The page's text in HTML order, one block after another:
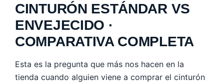
CINTURÓN ESTÁNDAR VS
ENVEJECIDO ·
COMPARATIVA COMPLETA
Esta es la pregunta que más nos hacen en la
tienda cuando alguien viene a comprar el cinturón